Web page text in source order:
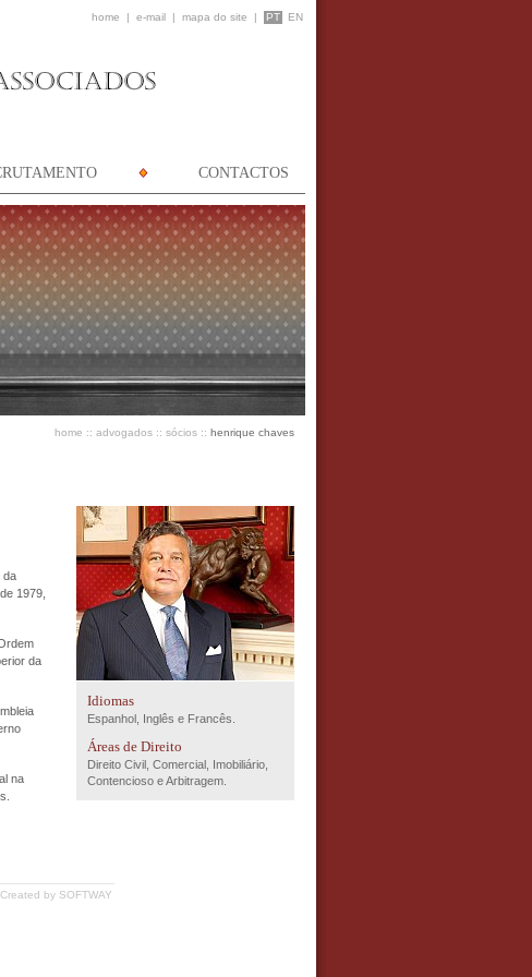
home | e-mail | mapa do site | PT EN
CONTACTOS
home :: advogados :: sócios :: henrique chaves
Idiomas
Espanhol, Inglês e Francês.
Áreas de Direito
Direito Civil, Comercial, Imobiliário,
Contencioso e Arbitragem.
da
1979,
da
na
by SOFTWAY